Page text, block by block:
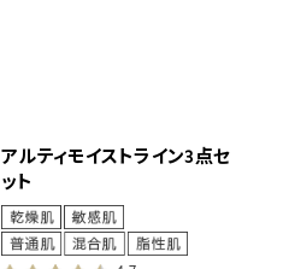
アルティモイストライン3点セ
ット